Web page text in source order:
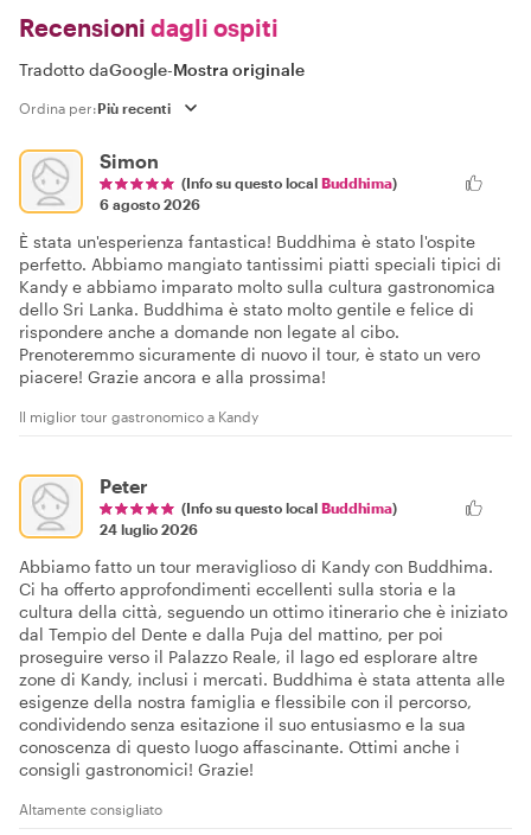
Recensioni dagli ospiti
Tradotto daGoogle-Mostra originale
Ordina per:
Simon
(Info su questo local Buddhima)
6 agosto 2026
È stata un'esperienza fantastica! Buddhima è stato l'ospite
perfetto. Abbiamo mangiato tantissimi piatti speciali tipici di
Kandy e abbiamo imparato molto sulla cultura gastronomica
dello Sri Lanka. Buddhima è stato molto gentile e felice di
rispondere anche a domande non legate al cibo.
Prenoteremmo sicuramente di nuovo il tour, è stato un vero
piacere! Grazie ancora e alla prossima!
Il miglior tour gastronomico a Kandy
Peter
(Info su questo local Buddhima)
24 luglio 2026
Abbiamo fatto un tour meraviglioso di Kandy con Buddhima.
Ci ha offerto approfondimenti eccellenti sulla storia e la
cultura della città, seguendo un ottimo itinerario che è iniziato
dal Tempio del Dente e dalla Puja del mattino, per poi
proseguire verso il Palazzo Reale, il lago ed esplorare altre
zone di Kandy, inclusi i mercati. Buddhima è stata attenta alle
esigenze della nostra famiglia e flessibile con il percorso,
condividendo senza esitazione il suo entusiasmo e la sua
conoscenza di questo luogo affascinante. Ottimi anche i
consigli gastronomici! Grazie!
Altamente consigliato